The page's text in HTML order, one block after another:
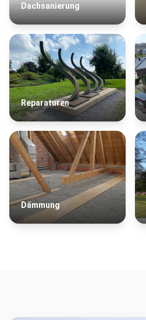
Dachsanierung
Reparaturen
Dämmung